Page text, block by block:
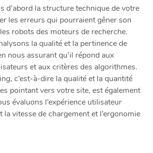
d’abord la structure technique de votre
les erreurs qui pourraient gêner son
robots des moteurs de recherche.
la qualité et la pertinence de
nous assurant qu’il répond aux
et aux critères des algorithmes.
, c’est-à-dire la qualité et la quantité
pointant vers votre site, est également
évaluons l’expérience utilisateur
la vitesse de chargement et l’ergonomie